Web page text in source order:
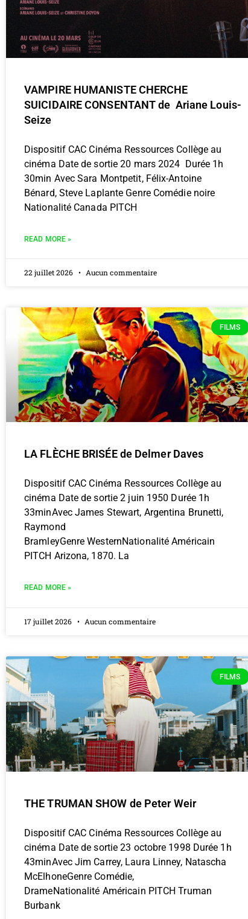
VAMPIRE HUMANISTE CHERCHE
SUICIDAIRE CONSENTANT de Ariane Louis-
Seize
Dispositif CAC Cinéma Ressources Collège au
cinéma Date de sortie 20 mars 2024 Durée 1h
30min Avec Sara Montpetit, Félix-Antoine
Bénard, Steve Laplante Genre Comédie noire
Nationalité Canada PITCH
READ MORE »
22 juillet 2026 Aucun commentaire
FILMS
LA FLÈCHE BRISÉE de Delmer Daves
Dispositif CAC Cinéma Ressources Collège au
cinéma Date de sortie 2 juin 1950 Durée 1h
33minAvec James Stewart, Argentina Brunetti,
Raymond
BramleyGenre WesternNationalité Américain
PITCH Arizona, 1870. La
READ MORE »
17 juillet 2026 Aucun commentaire
FILMS
THE TRUMAN SHOW de Peter Weir
Dispositif CAC Cinéma Ressources Collège au
cinéma Date de sortie 23 octobre 1998 Durée 1h
43minAvec Jim Carrey, Laura Linney, Natascha
McElhoneGenre Comédie,
DrameNationalité Américain PITCH Truman
Burbank